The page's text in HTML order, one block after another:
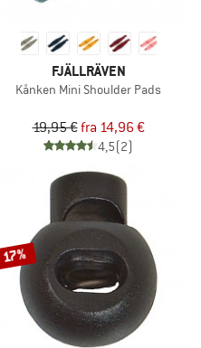
FJÄLLRÄVEN
Kånken Mini Shoulder Pads
19,95 €fra 14,96 €
4,5(2)
17%